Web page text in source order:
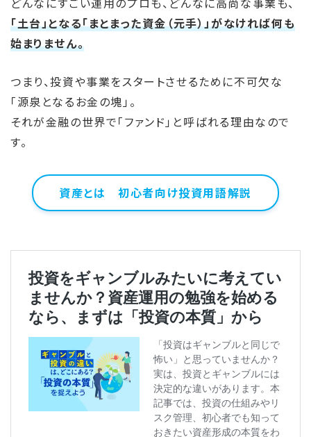
「土台」となる「まとまった資金（元手）」がなければ何も
始まりません。
つまり、投資や事業をスタートさせるために不可欠な
「源泉となるお金の塊」。
それが金融の世界で「ファンド」と呼ばれる理由なので
す。
資産とは 初心者向け投資用語解説